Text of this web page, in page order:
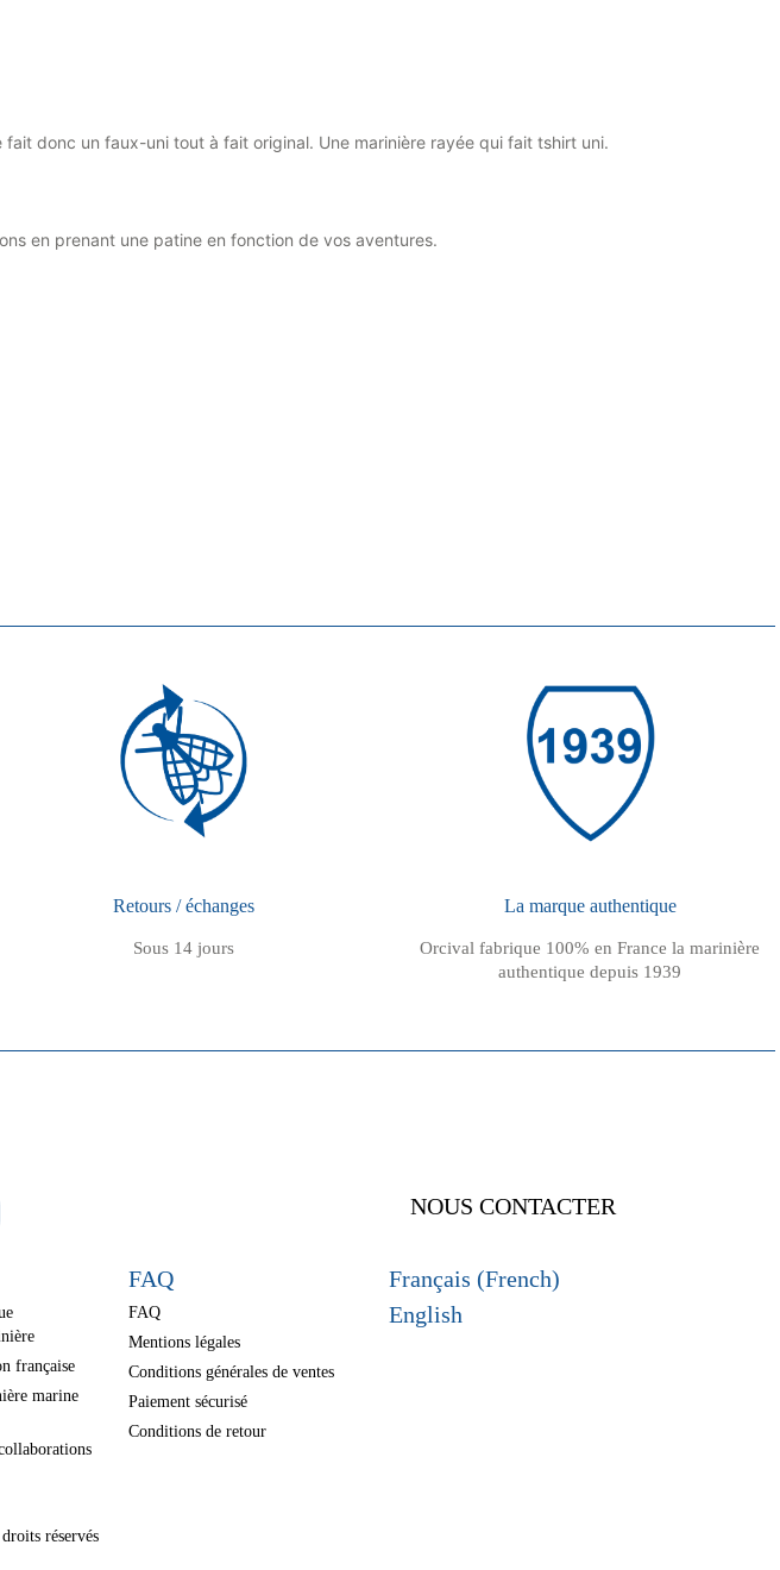
donc un faux-uni tout à fait original. Une marinière rayée qui fait tshirt uni.
en prenant une patine en fonction de vos aventures.
Retours / échanges
Sous 14 jours
La marque authentique
Orcival fabrique 100% en France la marinière
authentique depuis 1939
NOUS CONTACTER
française
marine
FAQ
FAQ
Mentions légales
Conditions générales de ventes
Paiement sécurisé
Conditions de retour
Français (French)
English
réservés